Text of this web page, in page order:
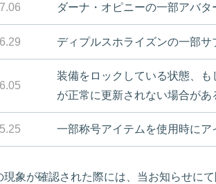
ダーナ・オピニーの一部アバ
ディプルスホライズンの一部
装備をロックしている状態、
が正常に更新されない場合があ
一部称号アイテムを使用時に
現象が確認された際には、当お知らせに